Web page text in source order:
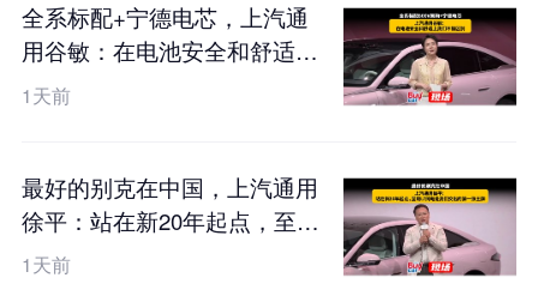
全系标配+宁德电芯，上汽通
用谷敏：在电池安全和舒适上
我们不搞区别
1天前
最好的别克在中国，上汽通用
徐平：站在新20年起点，至境
L7纯电是我们交出的第一张王
1天前